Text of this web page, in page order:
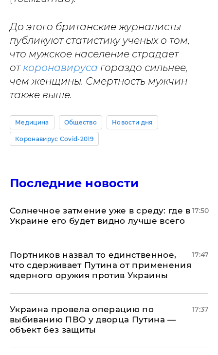
До этого британские журналисты
публикуют статистику ученых о том,
что мужское население страдает
от коронавируса гораздо сильнее,
чем женщины. Смертность мужчин
также выше.
Медицина Общество Новости дня
Коронавирус Covid-2019
Последние новости
​Солнечное затмение уже в среду: где в
Украине его будет видно лучше всего
17:50
Портников назвал то единственное,
что сдерживает Путина от применения
ядерного оружия против Украины
17:47
Украина провела операцию по
выбиванию ПВО у дворца Путина —
объект без защиты
17:37